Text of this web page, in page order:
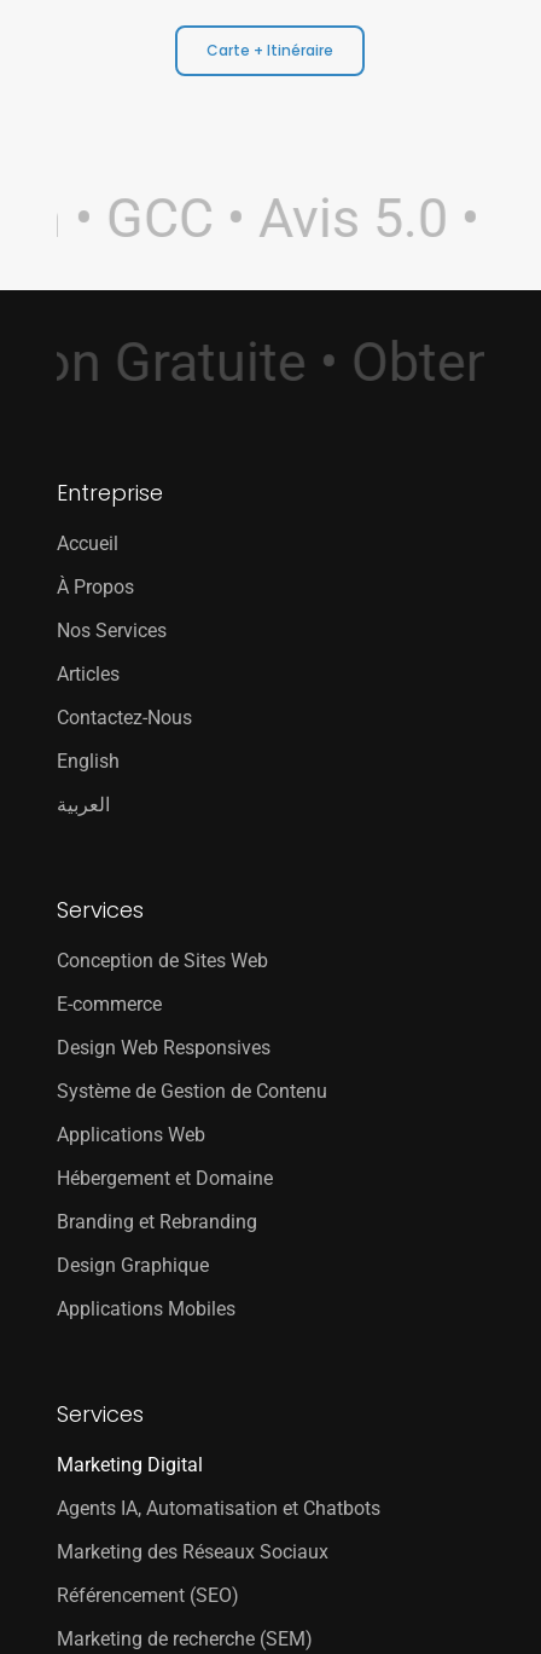
Carte + Itinéraire
• GCC • Avis 5.0 •
Gratuite •
Entreprise
Accueil
À Propos
Nos Services
Articles
Contactez-Nous
English
العربية
Services
Conception de Sites Web
E-commerce
Design Web Responsives
Système de Gestion de Contenu
Applications Web
Hébergement et Domaine
Branding et Rebranding
Design Graphique
Applications Mobiles
Services
Marketing Digital
Agents IA, Automatisation et Chatbots
Marketing des Réseaux Sociaux
Référencement (SEO)
Marketing de recherche (SEM)